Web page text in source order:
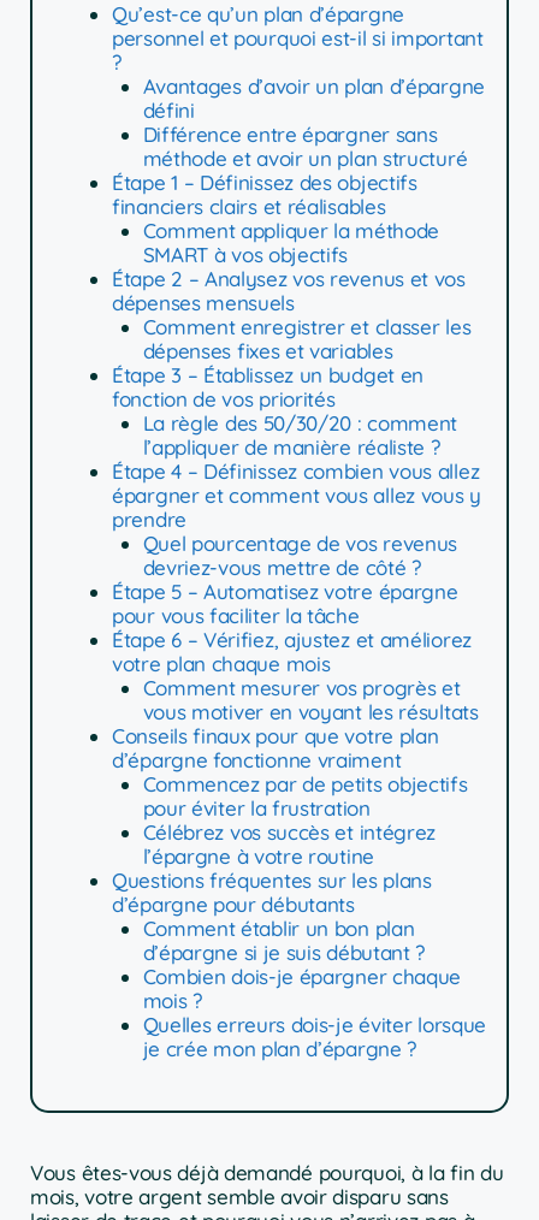
Qu’est-ce qu’un plan d’épargne
personnel et pourquoi est-il si important
?
Avantages d’avoir un plan d’épargne
défini
Différence entre épargner sans
méthode et avoir un plan structuré
Étape 1 – Définissez des objectifs
financiers clairs et réalisables
Comment appliquer la méthode
SMART à vos objectifs
Étape 2 – Analysez vos revenus et vos
dépenses mensuels
Comment enregistrer et classer les
dépenses fixes et variables
Étape 3 – Établissez un budget en
fonction de vos priorités
La règle des 50/30/20 : comment
l’appliquer de manière réaliste ?
Étape 4 – Définissez combien vous allez
épargner et comment vous allez vous y
prendre
Quel pourcentage de vos revenus
devriez-vous mettre de côté ?
Étape 5 – Automatisez votre épargne
pour vous faciliter la tâche
Étape 6 – Vérifiez, ajustez et améliorez
votre plan chaque mois
Comment mesurer vos progrès et
vous motiver en voyant les résultats
Conseils finaux pour que votre plan
d’épargne fonctionne vraiment
Commencez par de petits objectifs
pour éviter la frustration
Célébrez vos succès et intégrez
l’épargne à votre routine
Questions fréquentes sur les plans
d’épargne pour débutants
Comment établir un bon plan
d’épargne si je suis débutant ?
Combien dois-je épargner chaque
mois ?
Quelles erreurs dois-je éviter lorsque
je crée mon plan d’épargne ?
Vous êtes-vous déjà demandé pourquoi, à la fin du
mois, votre argent semble avoir disparu sans